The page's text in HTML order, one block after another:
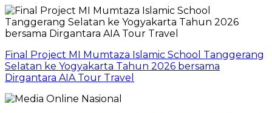
Final Project MI Mumtaza Islamic School Tanggerang
Selatan ke Yogyakarta Tahun 2026 bersama
Dirgantara AIA Tour Travel